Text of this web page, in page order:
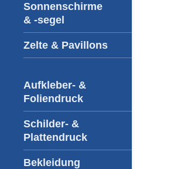
Sonnenschirme
& -segel
Zelte & Pavillons
Aufkleber- &
Foliendruck
Schilder- &
Plattendruck
Bekleidung